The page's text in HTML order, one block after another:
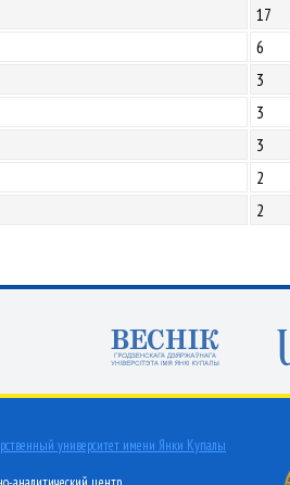
17
6
3
3
3
2
2
университет имени Янки Купалы